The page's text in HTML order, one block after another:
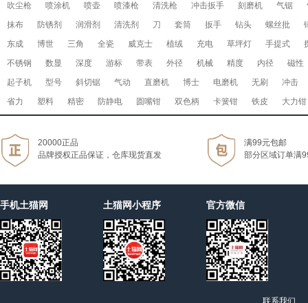
吹尘枪
喷涂机 喷壶 喷漆枪 清洗枪 冲击扳手 刻磨机 气锯
抹布
防锈剂 润滑剂 清洗剂 刀 套筒 扳手 钻头 螺丝批
东成
博世 三角 全瓷 威克士 植绒 充电 草坪灯 手提式
不锈钢
数显 深度 游标 带表 外径 机械 精度 内径
磁性
起子机
型号 斜切锯 气动 直磨机 博士 电磨机 无刷
冲击
省力
塑料 精密 防静电 圆嘴钳 双色柄 卡簧钳 铁皮 大力钳
20000正品
品牌授权正品保证，仓库现货直发
满99元包邮
部分区域订单满
手机土猫网 土猫网小程序 官方微信
联系我们